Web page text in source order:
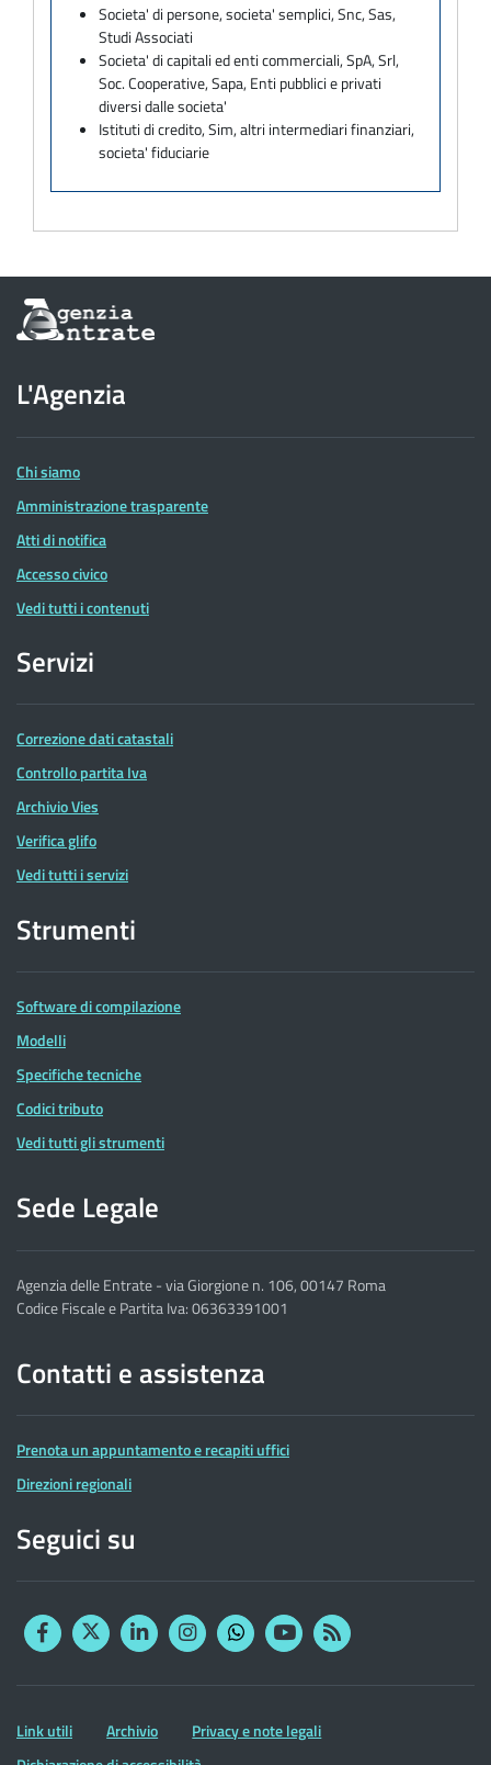
Societa' di persone, societa' semplici, Snc, Sas,
Studi Associati
Societa' di capitali ed enti commerciali, SpA, Srl,
Soc. Cooperative, Sapa, Enti pubblici e privati
diversi dalle societa'
Istituti di credito, Sim, altri intermediari finanziari,
societa' fiduciarie
Informazioni
sul
dell'Agenzia
delle
Entrate
L'Agenzia
Chi siamo
Amministrazione trasparente
Atti di notifica
Accesso civico
Vedi tutti i contenuti
Servizi
Correzione dati catastali
Controllo partita Iva
Archivio Vies
Verifica glifo
Vedi tutti i servizi
Strumenti
Software di compilazione
Modelli
Specifiche tecniche
Codici tributo
Vedi tutti gli strumenti
Sede Legale
Agenzia delle Entrate - via Giorgione n. 106, 00147 Roma
Codice Fiscale e Partita Iva: 06363391001
Contatti e assistenza
Prenota un appuntamento e recapiti uffici
Direzioni regionali
Seguici su
FacebookTwitterLinkedinInstagram
YouTubeRSS
Altre
informazioni
Link utili Archivio
Privacy e note legali